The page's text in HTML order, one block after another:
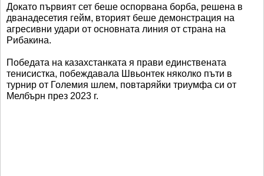
Докато първият сет беше оспорвана борба, решена в
дванадесетия гейм, вторият беше демонстрация на
агресивни удари от основната линия от страна на
Рибакина.
Победата на казахстанката я прави единствената
тенисистка, побеждавала Швьонтек няколко пъти в
турнир от Големия шлем, повтаряйки триумфа си от
Мелбърн през 2023 г.